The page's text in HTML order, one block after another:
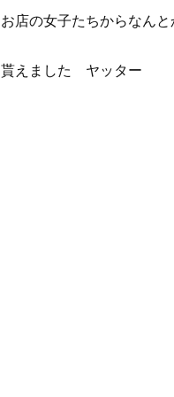
お店の女子たちからなん
貰えました ヤッター